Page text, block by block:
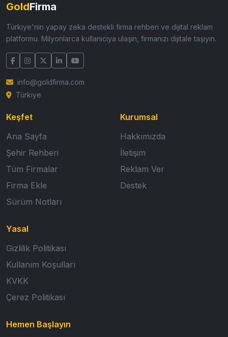
GoldFirma
Türkiye'nin yapay zeka destekli firma rehberi ve dijital reklam
platformu. Milyonlarca kullanıcıya ulaşın, firmanızı dijitale taşıyın.
info@goldfirma.com
Türkiye
Keşfet
Ana Sayfa
Şehir Rehberi
Tüm Firmalar
Firma Ekle
Sürüm Notları
Kurumsal
Hakkımızda
İletişim
Reklam Ver
Destek
Yasal
Gizlilik Politikası
Kullanım Koşulları
KVKK
Çerez Politikası
Hemen Başlayın